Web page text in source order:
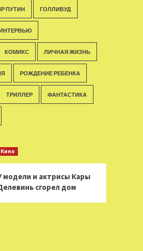
ПУТИН ГОЛЛИВУД
КОМИКС ЛИЧНАЯ ЖИЗНЬ
РОЖДЕНИЕ РЕБЕНКА
ТРИЛЛЕР ФАНТАСТИКА
Кино
модели и актрисы Кары
сгорел дом